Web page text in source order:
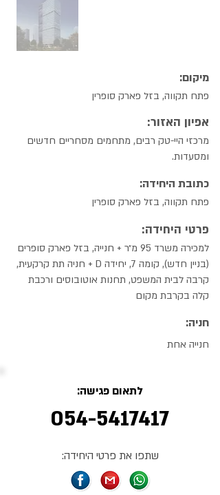
מיקום:
פתח תקווה, בזל פארק סופרין
אפיון האזור:
מרכזי היי-טק רבים, מתחמים מסחריים חדשים
ומסעדות.
כתובת היחידה:
פתח תקווה, בזל פארק סופרין
פרטי היחידה:
למכירה משרד 95 מ״ר + חנייה, בזל פארק סופרים
(בניין חדש), קומה 7, יחידה D + חניה תת קרקעית,
קרבה לבית המשפט, תחנות אוטובוסים ורכבת
קלה בקרבת מקום
חניה:
חנייה אחת
לתאום פגישה:
054-5417417
שתפו את פרטי היחידה: